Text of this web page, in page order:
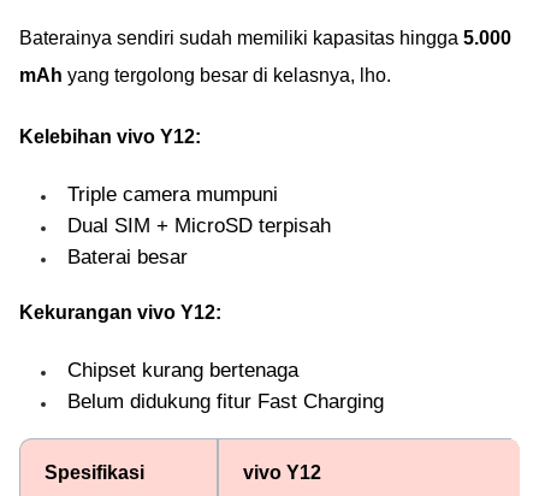
Baterainya sendiri sudah memiliki kapasitas hingga 5.000
mAh yang tergolong besar di kelasnya, lho.
Kelebihan vivo Y12:
Triple camera mumpuni
Dual SIM + MicroSD terpisah
Baterai besar
Kekurangan vivo Y12:
Chipset kurang bertenaga
Belum didukung fitur Fast Charging
Spesifikasi vivo Y12